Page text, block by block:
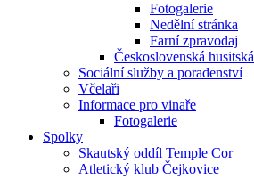
Fotogalerie
Nedělní stránka
Farní zpravodaj
Československá husitská
Sociální služby a poradenství
Včelaři
Informace pro vinaře
Fotogalerie
Spolky
Skautský oddíl Temple Cor
Atletický klub Čejkovice